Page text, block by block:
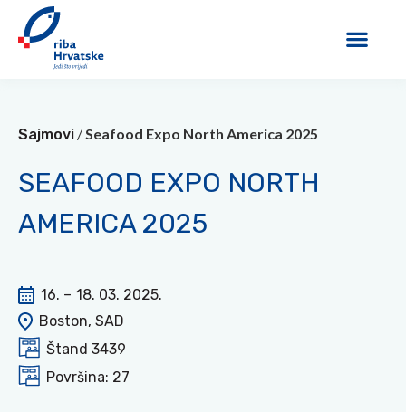
Sajmovi /Seafood Expo North America 2025
SEAFOOD EXPO NORTH
AMERICA 2025
16. – 18. 03. 2025.
Boston, SAD
Štand 3439
Površina: 27